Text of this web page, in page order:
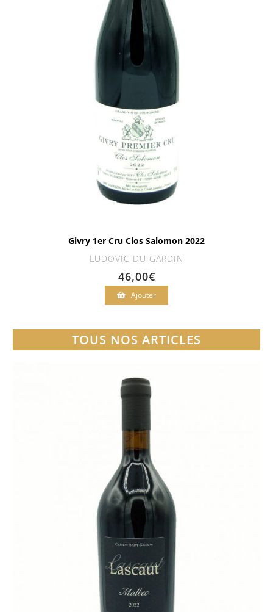
Givry 1er Cru Clos Salomon 2022
LUDOVIC DU GARDIN
46,00€
Ajouter
TOUS NOS ARTICLES